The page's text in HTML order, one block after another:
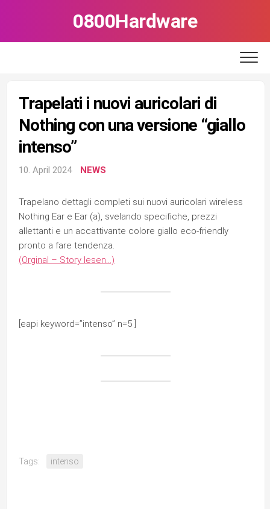
0800Hardware
Trapelati i nuovi auricolari di
Nothing con una versione “giallo
intenso”
10. April 2024 NEWS
Trapelano dettagli completi sui nuovi auricolari wireless
Nothing Ear e Ear (a), svelando specifiche, prezzi
allettanti e un accattivante colore giallo eco-friendly
pronto a fare tendenza.
(Orginal – Story lesen…)
[eapi keyword=”intenso” n=5 ]
Tags: intenso